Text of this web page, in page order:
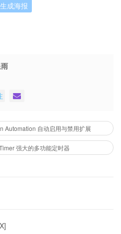
生成海报
Automation 自动启用与禁用扩展
强大的多功能定时器